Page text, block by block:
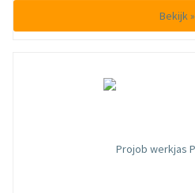
Bekijk »